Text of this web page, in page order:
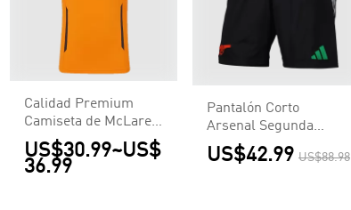
Calidad Premium
Camiseta de McLaren
F1 Racing Team Set
Up T-Shirt Orange
Hombre Naranja
US$30.99~US$
36.99
Pantalón Corto
Arsenal Segunda
Equipación
US$42.99 US$88.98